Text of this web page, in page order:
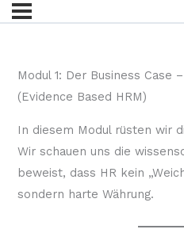
Modul 1: Der Business Case
(Evidence Based HRM)
In diesem Modul rüsten wir
Wir schauen uns die
beweist, dass HR kein
sondern harte Währung.